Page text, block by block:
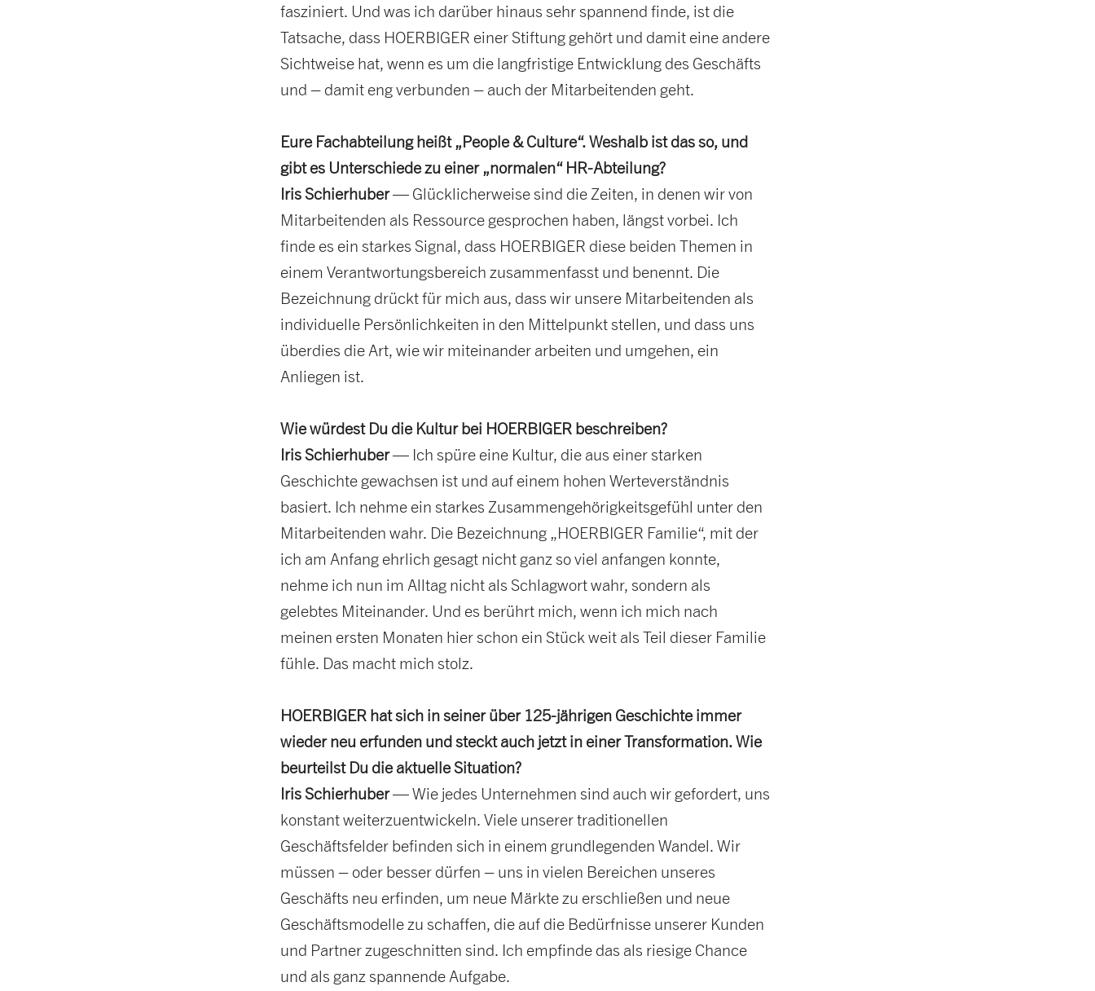
fasziniert. Und was ich darüber hinaus sehr spannend finde, ist die
Tatsache, dass HOERBIGER einer Stiftung gehört und damit eine andere
Sichtweise hat, wenn es um die langfristige Entwicklung des Geschäfts
und – damit eng verbunden – auch der Mitarbeitenden geht.
Eure Fachabteilung heißt „People & Culture“. Weshalb ist das so, und
gibt es Unterschiede zu einer „normalen“ HR-Abteilung?
Iris Schierhuber— Glücklicherweise sind die Zeiten, in denen wir von
Mitarbeitenden als Ressource gesprochen haben, längst vorbei. Ich
finde es ein starkes Signal, dass HOERBIGER diese beiden Themen in
einem Verantwortungsbereich zusammenfasst und benennt. Die
Bezeichnung drückt für mich aus, dass wir unsere Mitarbeitenden als
individuelle Persönlichkeiten in den Mittelpunkt stellen, und dass uns
überdies die Art, wie wir miteinander arbeiten und umgehen, ein
Anliegen ist.
Wie würdest Du die Kultur bei HOERBIGER beschreiben?
Iris Schierhuber— Ich spüre eine Kultur, die aus einer starken
Geschichte gewachsen ist und auf einem hohen Werteverständnis
basiert. Ich nehme ein starkes Zusammengehörigkeitsgefühl unter den
Mitarbeitenden wahr. Die Bezeichnung „HOERBIGER Familie“, mit der
ich am Anfang ehrlich gesagt nicht ganz so viel anfangen konnte,
nehme ich nun im Alltag nicht als Schlagwort wahr, sondern als
gelebtes Miteinander. Und es berührt mich, wenn ich mich nach
meinen ersten Monaten hier schon ein Stück weit als Teil dieser Familie
fühle. Das macht mich stolz.
HOERBIGER hat sich in seiner über 125-jährigen Geschichte immer
wieder neu erfunden und steckt auch jetzt in einer Transformation. Wie
beurteilst Du die aktuelle Situation?
Iris Schierhuber— Wie jedes Unternehmen sind auch wir gefordert, uns
konstant weiterzuentwickeln. Viele unserer traditionellen
Geschäftsfelder befinden sich in einem grundlegenden Wandel. Wir
müssen – oder besser dürfen – uns in vielen Bereichen unseres
Geschäfts neu erfinden, um neue Märkte zu erschließen und neue
Geschäftsmodelle zu schaffen, die auf die Bedürfnisse unserer Kunden
und Partner zugeschnitten sind. Ich empfinde das als riesige Chance
und als ganz spannende Aufgabe.